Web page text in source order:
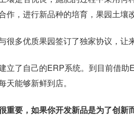
作，进行新品种的培育，果园土壤改
很多优质果园签订了独家协议，让
立了自己的ERP系统。到目前借
天能够新鲜到店。
重要，如果你开发新品是为了创